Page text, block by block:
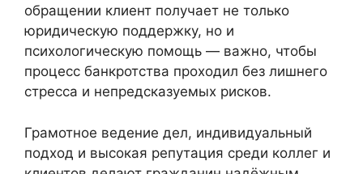
обращении клиент получает не только
юридическую поддержку, но и
психологическую помощь — важно, чтобы
процесс банкротства проходил без лишнего
стресса и непредсказуемых рисков.
Грамотное ведение дел, индивидуальный
подход и высокая репутация среди коллег и